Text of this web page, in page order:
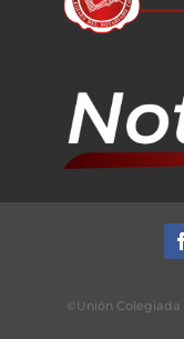
©Unión Colegiada